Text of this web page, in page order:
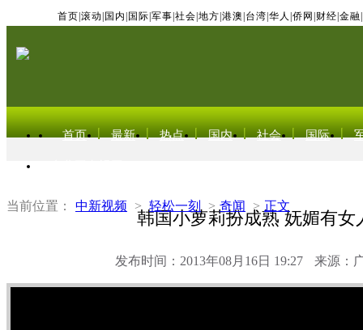
首页 滚动 国内 国际 军事 社会 地方 港澳 台湾 华人 侨网 财经 金融
首页 最新 热点 国内 社会 国际
当前位置： 中新视频 > 轻松一刻 > 奇闻 > 正文
韩国小萝莉扮成熟 妩媚有女
发布时间：2013年08月16日 19:27 来源：